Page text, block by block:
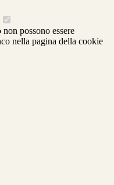
possono essere
nella pagina della cookie